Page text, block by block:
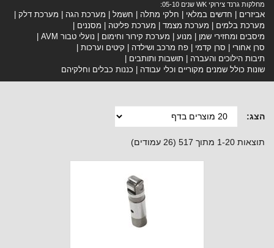
מחלקות גרנד צירוקי WK שנים 05-10:
אביזרים חדשים במלאי חלקי מתלה חשמל מערכת הגה
מערכת דלק
מערכת בלמים
מערכת מצמד מערכת פליטה
מסננים
מיסבים ומחזירי שמן
מנוע מערכת קירור וחימום
נועלי טבור AVM
סרן אחורי
סרן קדמי פח מרכב ושילדה
קיטים וערכות
תיבות הילוכים והעברה
תושבות ותותבים
שונות כולל שמנים מקוריים וכלי עבודה
כננות כבלים וחלקיהם
הצג:
תוצאות 1-20 מתוך 517 (26 עמודים)